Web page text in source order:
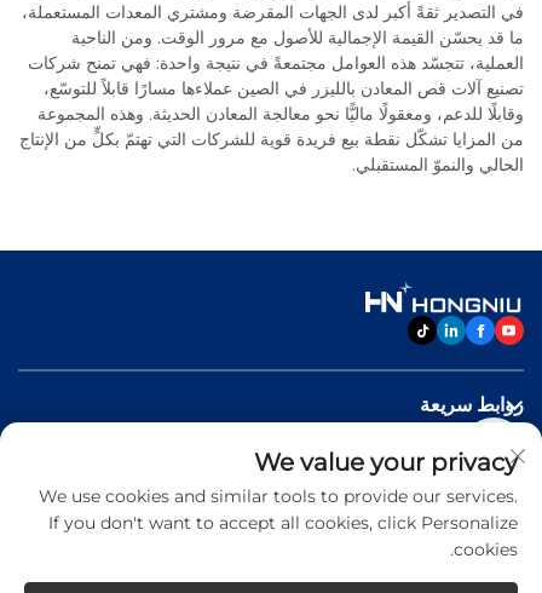
في التصدير ثقةً أكبر لدى الجهات المقرضة ومشتري المعدات المستعملة،
ما قد يحسّن القيمة الإجمالية للأصول مع مرور الوقت. ومن الناحية
العملية، تتجسّد هذه العوامل مجتمعةً في نتيجة واحدة: فهي تمنح شركات
تصنيع آلات قص المعادن بالليزر في الصين عملاءها مسارًا قابلاً للتوسّع،
وقابلًا للدعم، ومعقولًا ماليًّا نحو معالجة المعادن الحديثة. وهذه المجموعة
من المزايا تشكّل نقطة بيع فريدة قوية للشركات التي تهتمّ بكلٍّ من الإنتاج
الحالي والنموّ المستقبلي.
روابط سريعة
منتجات
اتصل بنا
We value your privacy
We use cookies and similar tools to provide our services.
If you don't want to accept all cookies, click Personalize
cookies.